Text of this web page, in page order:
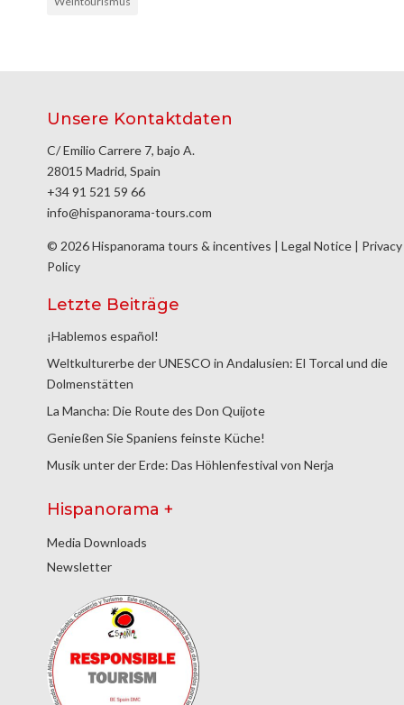
Unsere Kontaktdaten
C/ Emilio Carrere 7, bajo A.
28015 Madrid, Spain
+34 91 521 59 66
info@hispanorama-tours.com
© 2026 Hispanorama tours & incentives | Legal Notice | Privacy
Policy
Letzte Beiträge
¡Hablemos español!
Weltkulturerbe der UNESCO in Andalusien: El Torcal und die
Dolmenstätten
La Mancha: Die Route des Don Quijote
Genießen Sie Spaniens feinste Küche!
Musik unter der Erde: Das Höhlenfestival von Nerja
Hispanorama +
Media Downloads
Newsletter